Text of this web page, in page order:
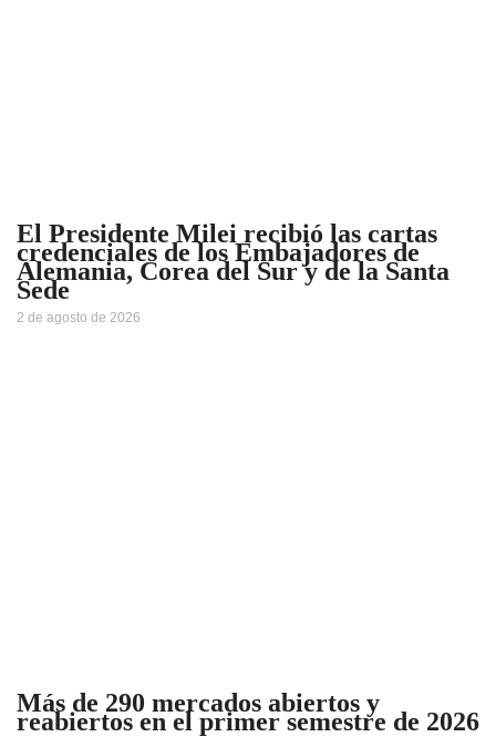
El Presidente Milei recibió las cartas
credenciales de los Embajadores de
Alemania, Corea del Sur y de la Santa
Sede
2 de agosto de 2026
Más de 290 mercados abiertos y
reabiertos en el primer semestre de 2026